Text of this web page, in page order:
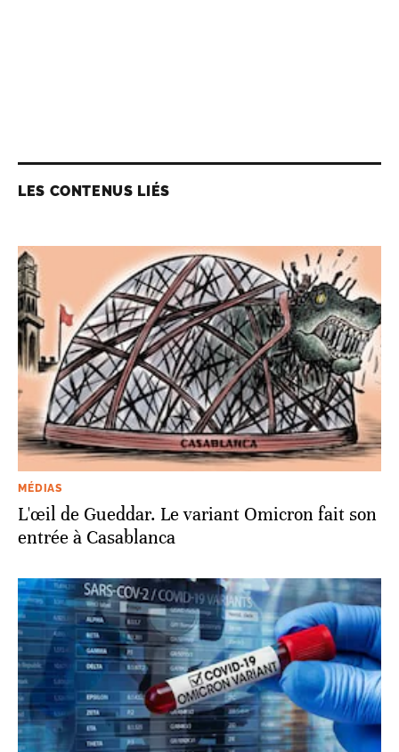
LES CONTENUS LIÉS
MÉDIAS
L'œil de Gueddar. Le variant Omicron fait son
entrée à Casablanca